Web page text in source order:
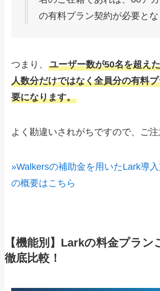
の有料プラン契約が必要とな
つまり、ユーザー数が50名を超え
人数分だけではなく全員分の有料
要になります。
よく勘違いされがちですので、ご注
»Walkersの補助金を用いたLark導
の概要はこちら
【機能別】Larkの料金プラン
徹底比較！